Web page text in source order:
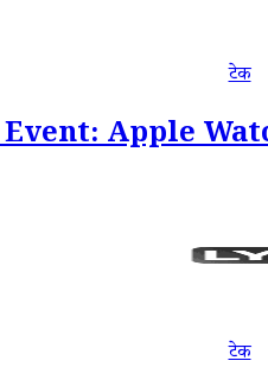
टेक
Apple
टेक